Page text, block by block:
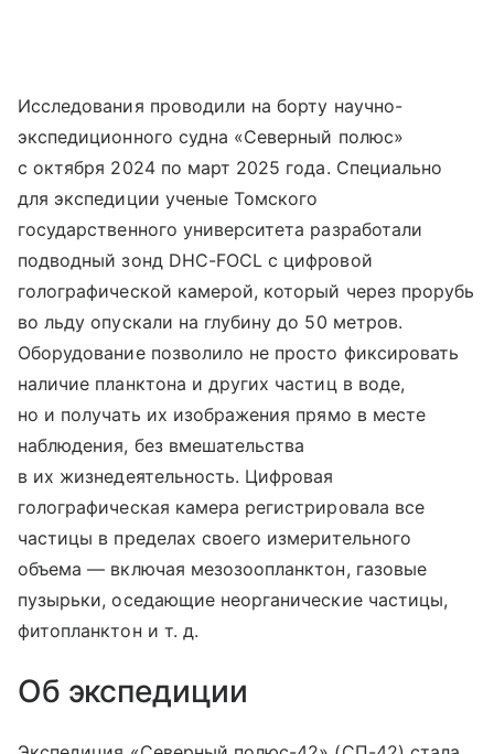
Исследования проводили на борту научно-
экспедиционного судна «Северный полюс»
с октября 2024 по март 2025 года. Специально
для экспедиции ученые Томского
государственного университета разработали
подводный зонд DHC-FOCL с цифровой
голографической камерой, который через прорубь
во льду опускали на глубину до 50 метров.
Оборудование позволило не просто фиксировать
наличие планктона и других частиц в воде,
но и получать их изображения прямо в месте
наблюдения, без вмешательства
в их жизнедеятельность. Цифровая
голографическая камера регистрировала все
частицы в пределах своего измерительного
объема — включая мезозоопланктон, газовые
пузырьки, оседающие неорганические частицы,
фитопланктон и т. д.
Об экспедиции